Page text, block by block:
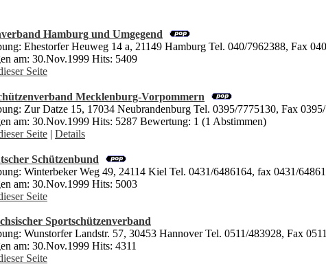
Hamburg und Umgegend
Ehestorfer Heuweg 14 a, 21149 Hamburg Tel. 040/7962388, Fax
am: 30.Nov.1999 Hits: 5409
Seite
Mecklenburg-Vorpommern
Zur Datze 15, 17034 Neubrandenburg Tel. 0395/7775130, Fax
am: 30.Nov.1999 Hits: 5287 Bewertung: 1 (1 Abstimmen)
Seite | Details
Schützenbund
Winterbeker Weg 49, 24114 Kiel Tel. 0431/6486164, fax 0431/
am: 30.Nov.1999 Hits: 5003
Seite
Sportschützenverband
Wunstorfer Landstr. 57, 30453 Hannover Tel. 0511/483928, Fax
am: 30.Nov.1999 Hits: 4311
Seite